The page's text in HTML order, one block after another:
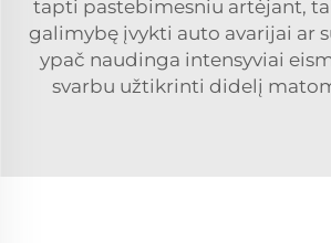
tapti pastebimesniu artėjant,
galimybę įvykti auto avarijai ar
ypač naudinga intensyviai
svarbu užtikrinti didelį